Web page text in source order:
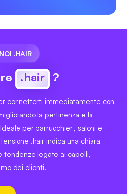
.HAIR
.hair ?
connetterti immediatamente con
la pertinenza e la
per parrucchieri, saloni e
.hair indica una chiara
tendenze legate ai capelli,
dei clienti.